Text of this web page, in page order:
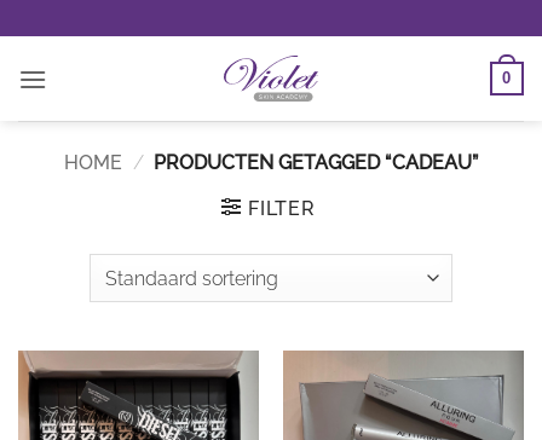
naar
inhoud
0
HOME / PRODUCTEN GETAGGED “CADEAU”
FILTER